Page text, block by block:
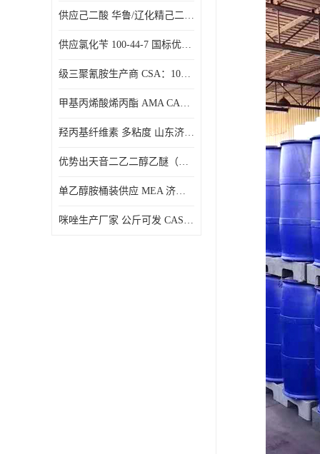
供应己二酸 华鲁/辽化精己二酸 大包装可分小包装现货
供应氯化苄 100-44-7 国标优等品苄基氯 一桶起发
级三聚氰胺生产商 CSA：108-78-1 济南发货
甲基丙烯酸烯丙酯 AMA CAS：96-05-9
羟丙基纤维素 多粘度 山东济南仓库发货
优势出天音二乙二醇乙醚（DPE）山东仓库发现货
单乙醇胺桶装供应 MEA 济南仓库发货 厂家
咪唑生产厂家 公斤可发 CAS:288-32-4